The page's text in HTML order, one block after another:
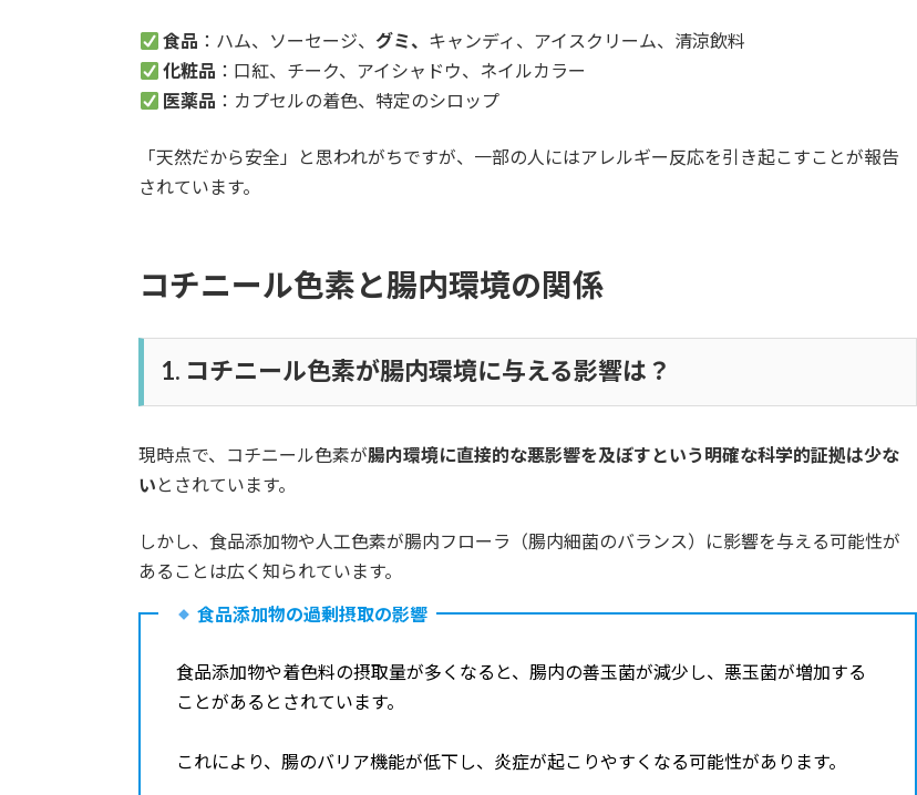
食品 ：ハム、ソーセージ、 グミ、 キャンディ、アイスクリーム、清涼飲料
化粧品 ：口紅、チーク、アイシャドウ、ネイルカラー
医薬品 ：カプセルの着色、特定のシロップ
「天然だから安全」と思われがちですが、一部の人にはアレルギー反応を引き起こすことが報告
されています。
コチニール色素と腸内環境の関係
1. コチニール色素が腸内環境に与える影響は？
現時点で、コチニール色素が腸内環境に直接的な悪影響を及ぼすという明確な科学的証拠は少な
い とされています。
しかし、食品添加物や人工色素が腸内フローラ（腸内細菌のバランス）に影響を与える可能性が
あることは広く知られています。
食品添加物の過剰摂取の影響
食品添加物や着色料の摂取量が多くなると、腸内の善玉菌が減少し、悪玉菌が増加する
ことがあるとされています。
これにより、腸のバリア機能が低下し、炎症が起こりやすくなる可能性があります。